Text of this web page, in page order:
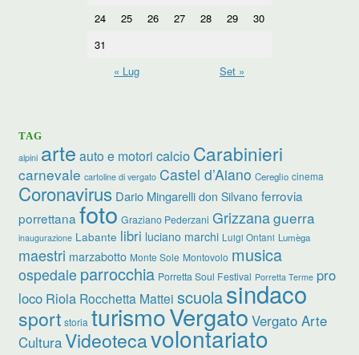
24
25 26 27 28 29
30
31
« Lug
Set »
TAG
alpini arte auto e motori calcio Carabinieri
carnevale cartoline di vergato Castel d’Aiano Cereglio cinema
Coronavirus Dario Mingarelli don Silvano ferrovia
porrettana foto Graziano Pederzani Grizzanaguerra
inaugurazione Labante libri luciano marchi Luigi Ontani Lumèga
maestri marzabotto Monte Sole Montovolo musica
ospedale parrocchia Porretta Soul Festival Porretta Terme pro
loco Riola Rocchetta Mattei scuolasindaco
sport storia turismoVergato Vergato Arte
CulturaVideotecavolontariato